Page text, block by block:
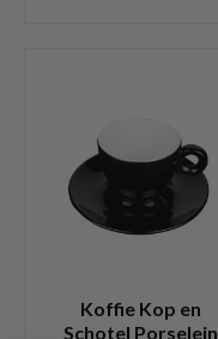
Koffie Kop en
Schotel Porselein